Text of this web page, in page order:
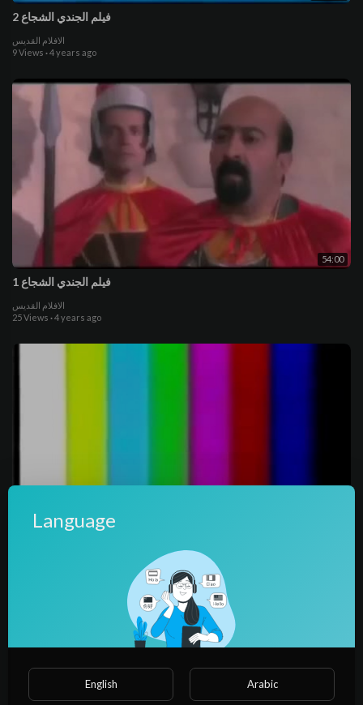
فيلم الجندي الشجاع 2
الافلام القديس
9 Views ·4 years ago
54:00
فيلم الجندي الشجاع 1
الافلام القديس
25 Views ·4 years ago
Language
English Arabic